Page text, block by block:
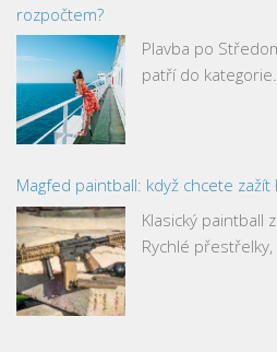
rozpočtem?
Plavba po
patří do
Magfed paintball: když chcete
Klasický paintball
Rychlé přestřelky,